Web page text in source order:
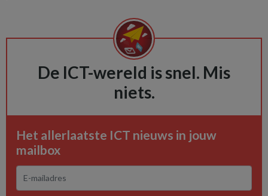
De ICT-wereld is snel. Mis
niets.
Het allerlaatste ICT nieuws in jouw
mailbox